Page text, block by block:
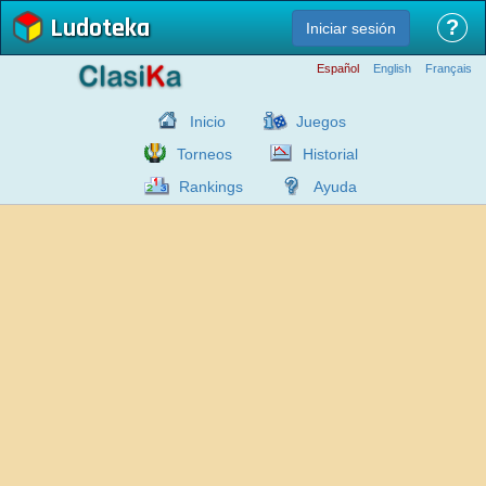
Ludoteka Iniciar sesión ?
Español English Français
Inicio
Juegos
Torneos
Historial
Rankings
Ayuda